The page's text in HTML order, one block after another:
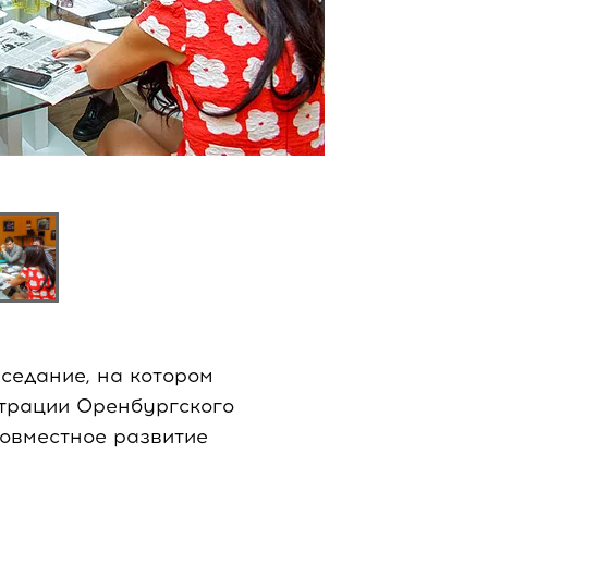
на котором
Оренбургского
развитие